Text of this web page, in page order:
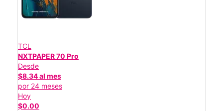
TCL
NXTPAPER 70 Pro
Desde
$8.34 al mes
por 24 meses
Hoy
$0.00